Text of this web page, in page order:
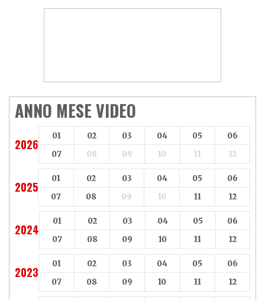
ANNO MESE VIDEO
2026
01 02 03 04 05
06
07
08 09 10 11 12
2025
01 02 03 04 05
06
07
08 09 10 11 12
2024
01 02 03 04 05
06
07
08 09 10 11 12
2023
01 02 03 04 05
06
07
08 09 10 11 12